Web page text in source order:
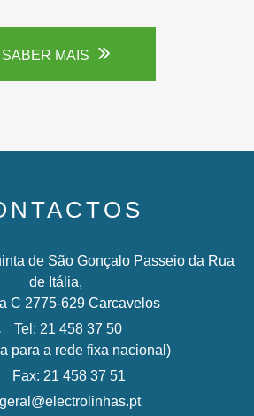
SABER MAIS
de São Gonçalo Passeio da Rua
de Itália,
C 2775-629 Carcavelos
Tel: 21 458 37 50
para a rede fixa nacional)
Fax: 21 458 37 51
geral@electrolinhas.pt